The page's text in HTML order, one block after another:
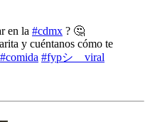
en la #cdmx ? 🤔
y cuéntanos cómo te
#comida #fypシ゚viral